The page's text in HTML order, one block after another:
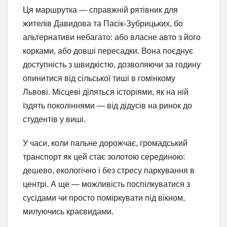
Ця маршрутка — справжній рятівник для
жителів Давидова та Пасік-Зубрицьких, бо
альтернативи небагато: або власне авто з його
корками, або довші пересадки. Вона поєднує
доступність з швидкістю, дозволяючи за годину
опинитися від сільської тиші в гомінкому
Львові. Місцеві діляться історіями, як на ній
їздять поколіннями — від дідусів на ринок до
студентів у виші.
У часи, коли пальне дорожчає, громадський
транспорт як цей стає золотою серединою:
дешево, екологічно і без стресу паркування в
центрі. А ще — можливість поспілкуватися з
сусідами чи просто поміркувати під вікном,
милуючись краєвидами.